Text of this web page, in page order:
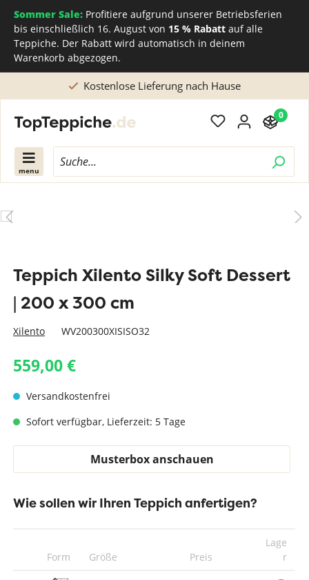
Sommer Sale: Profitiere aufgrund unserer Betriebsferien
bis einschließlich 16. August von 15 % Rabatt auf alle
Teppiche. Der Rabatt wird automatisch in deinem
Warenkorb abgezogen.
Kostenlose Lieferung nach Hause
menu
0
Teppich Xilento Silky Soft Dessert
| 200 x 300 cm
Xilento WV200300XISISO32
559,00 €
Versandkostenfrei
Sofort verfügbar, Lieferzeit: 5 Tage
Musterbox anschauen
Wie sollen wir Ihren Teppich anfertigen?
Form Größe Preis
Lage
r